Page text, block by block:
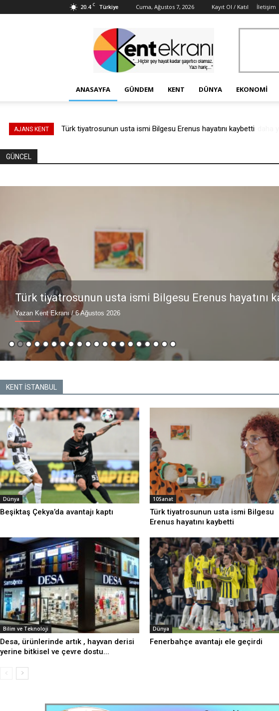
20.4 C Türkiye Cuma, Ağustos 7, 2026 Kayıt Ol / Katıl İletişim
Ekranı
ANASAYFA GÜNDEM KENT DÜNYA EKONOMI
AJANS KENT Penceresiz Fütüristik yolcu uçağı, 2030 kalkışına bir adım daha
GÜNCEL
Penceresiz Fütüristik yolcu uçağı, 2030 kalkışına bir
Yazan Kent Ekranı/ 6 Ağustos 2026
KENT İSTANBUL
Dünya
Beşiktaş Çekya’da avantajı kaptı
10Sanat
Türk tiyatrosunun usta ismi Bilgesu
Erenus hayatını kaybetti
Bilim ve Teknoloji
Desa, ürünlerinde artık , hayvan derisi
yerine bitkisel ve çevre dostu...
Dünya
Fenerbahçe avantajı ele geçirdi